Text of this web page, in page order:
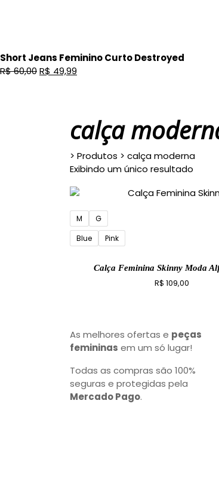
Short Jeans Feminino Curto Destroyed
R$60,00Original
R$ 49,99
calça
> Produtos > calça moderna
Exibindo um único resultado
M
G
Blue
Pink
Calça Feminina Skinny Moda
R$ 109,00
As melhores ofertas e peças
femininas em um só lugar!
Todas as compras são 100%
seguras e protegidas pela
Mercado Pago.